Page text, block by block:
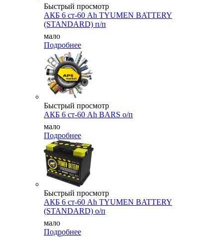
Быстрый просмотр
АКБ 6 ст-60 Ah TYUMEN BATTERY
(STANDARD) п/п
мало
Подробнее
Быстрый просмотр
АКБ 6 ст-60 Ah BARS о/п
мало
Подробнее
Быстрый просмотр
АКБ 6 ст-60 Ah TYUMEN BATTERY
(STANDARD) о/п
мало
Подробнее